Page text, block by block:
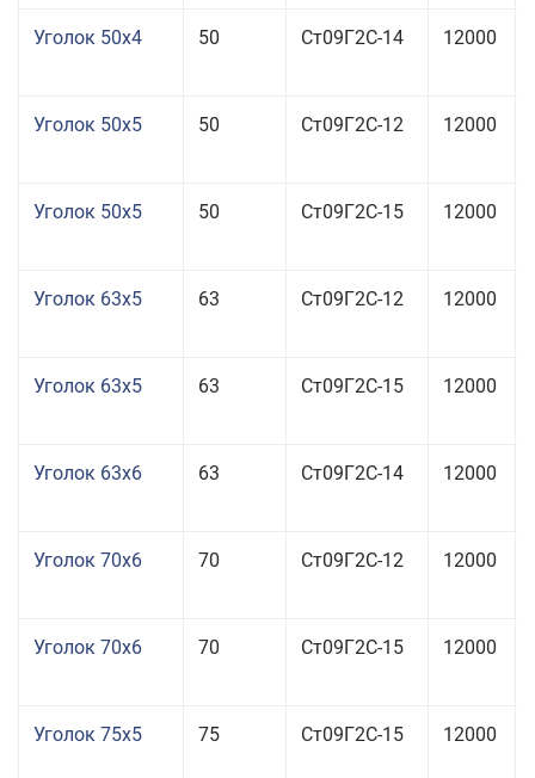
Уголок 50x4 50 Ст09Г2С-14 12000
Уголок 50x5 50 Ст09Г2С-12 12000
Уголок 50x5 50 Ст09Г2С-15 12000
Уголок 63x5 63 Ст09Г2С-12 12000
Уголок 63x5 63 Ст09Г2С-15 12000
Уголок 63x6 63 Ст09Г2С-14 12000
Уголок 70x6 70 Ст09Г2С-12 12000
Уголок 70x6 70 Ст09Г2С-15 12000
Уголок 75x5 75 Ст09Г2С-15 12000